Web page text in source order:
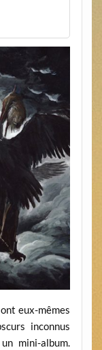
eux-mêmes
inconnus
mini-album.